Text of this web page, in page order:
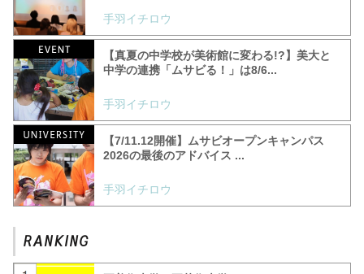
手羽イチロウ
【真夏の中学校が美術館に変わる!?】美大と
中学の連携「ムサビる！」は8/6...
手羽イチロウ
【7/11.12開催】ムサビオープンキャンパス
2026の最後のアドバイス ...
手羽イチロウ